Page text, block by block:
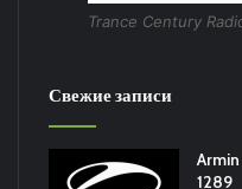
Trance Century
Свежие записи
1289